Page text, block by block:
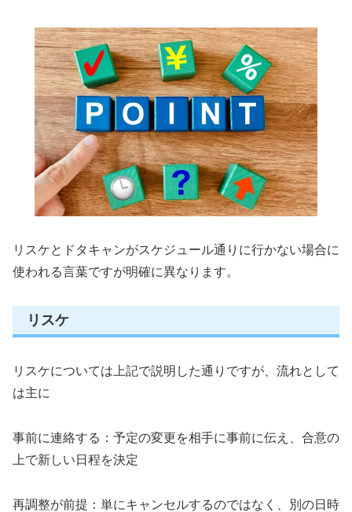
リスケとドタキャンがスケジュール通りに行かない場合に
使われる言葉ですが明確に異なります。
リスケ
リスケについては上記で説明した通りですが、流れとして
は主に
事前に連絡する：予定の変更を相手に事前に伝え、合意の
上で新しい日程を決定
再調整が前提：単にキャンセルするのではなく、別の日時